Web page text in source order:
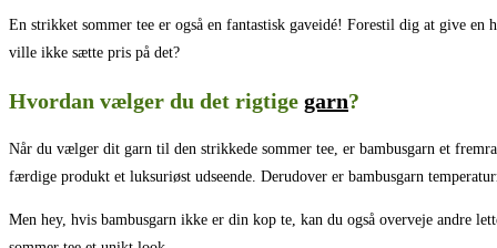
En strikket sommer tee er også en fantastisk gaveidé! Forestil dig at give
ville ikke sætte pris på det?
Hvordan vælger du det rigtige garn?
Når du vælger dit garn til den strikkede sommer tee, er bambusgarn et
færdige produkt et luksuriøst udseende. Derudover er bambusgarn
Men hey, hvis bambusgarn ikke er din kop te, kan du også overveje andre